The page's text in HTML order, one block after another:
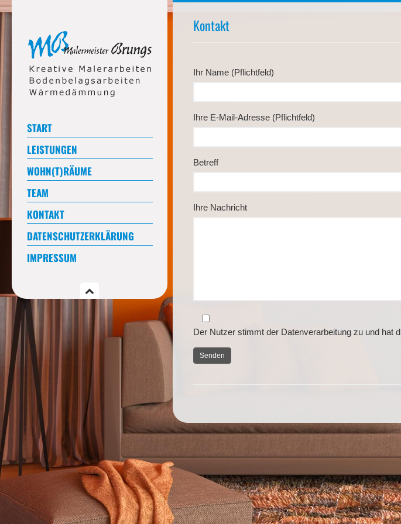
START
LEISTUNGEN
WOHN(T)RÄUME
TEAM
KONTAKT
DATENSCHUTZERKLÄRUNG
IMPRESSUM
Kontakt
Ihr Name (Pflichtfeld)
Ihre E-Mail-Adresse (Pflichtfeld)
Betreff
Ihre Nachricht
Der Nutzer stimmt der Datenverarbeitung zu und hat